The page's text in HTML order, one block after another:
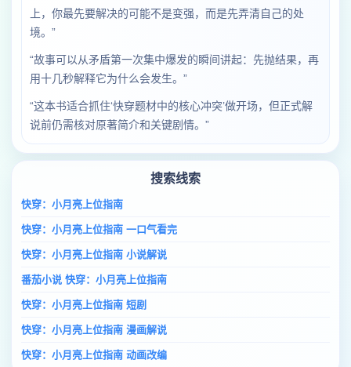
上，你最先要解决的可能不是变强，而是先弄清自己的处
境。”
“故事可以从矛盾第一次集中爆发的瞬间讲起：先抛结果，再
用十几秒解释它为什么会发生。”
“这本书适合抓住‘快穿题材中的核心冲突’做开场，但正式解
说前仍需核对原著简介和关键剧情。”
搜索线索
快穿：小月亮上位指南
快穿：小月亮上位指南 一口气看完
快穿：小月亮上位指南 小说解说
番茄小说 快穿：小月亮上位指南
快穿：小月亮上位指南 短剧
快穿：小月亮上位指南 漫画解说
快穿：小月亮上位指南 动画改编